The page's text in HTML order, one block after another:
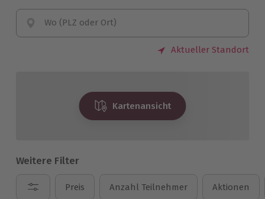
Großmutter.
Wo (PLZ oder Ort)
Aktueller Standort
Kartenansicht
Weitere Filter
Preis Anzahl Teilnehmer Aktionen